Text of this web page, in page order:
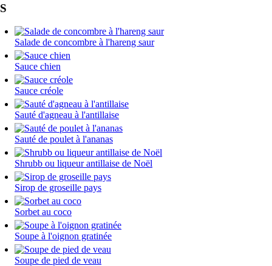
S
Salade de concombre à l'hareng saur
Sauce chien
Sauce créole
Sauté d'agneau à l'antillaise
Sauté de poulet à l'ananas
Shrubb ou liqueur antillaise de Noël
Sirop de groseille pays
Sorbet au coco
Soupe à l'oignon gratinée
Soupe de pied de veau